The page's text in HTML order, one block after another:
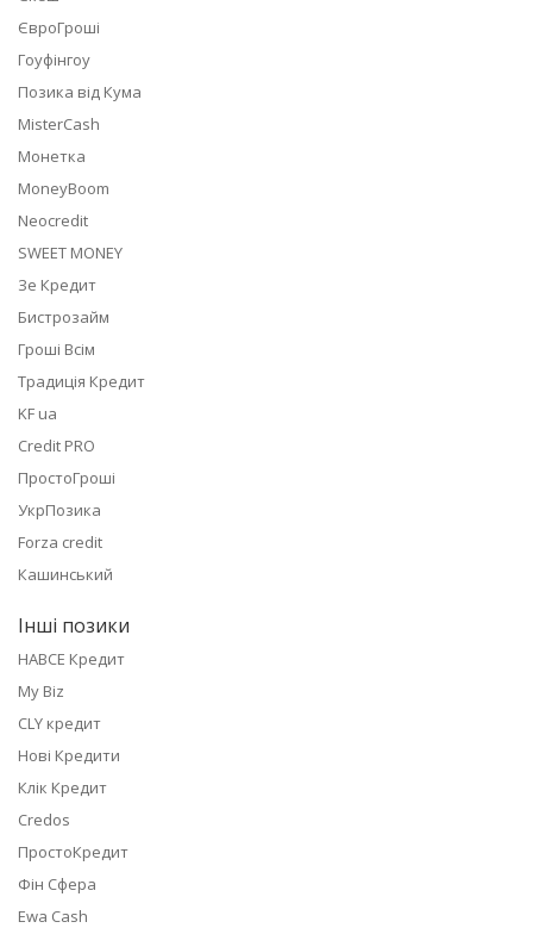
ЄвроГроші
Гоуфінгоу
Позика від Кума
MisterCash
Монетка
MoneyBoom
Neocredit
SWEET MONEY
Зе Кредит
Бистрозайм
Гроші Всім
Традиція Кредит
KF ua
Credit PRO
ПростоГроші
УкрПозика
Forza credit
Кашинський
Інші позики
НАВСЕ Кредит
My Biz
CLY кредит
Нові Кредити
Клік Кредит
Credos
ПростоКредит
Фін Сфера
Ewa Cash